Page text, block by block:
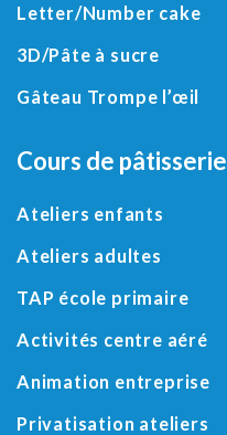
Letter/Number cake
3D/Pâte à sucre
Gâteau Trompe l’œil
Cours de pâtisserie
Ateliers enfants
Ateliers adultes
TAP école primaire
Activités centre aéré
Animation entreprise
Privatisation ateliers